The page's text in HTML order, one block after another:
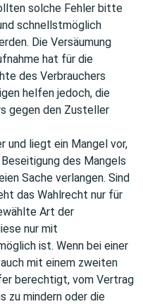
solche Fehler bitte
schnellstmöglich
Die Versäumung
hat für die
des Verbrauchers
helfen jedoch, die
gegen den Zusteller
und liegt ein Mangel vor,
des Mangels
Sache verlangen. Sind
das Wahlrecht nur für
Art der
nur mit
ist. Wenn bei einer
mit einem zweiten
berechtigt, vom Vertrag
zu mindern oder die